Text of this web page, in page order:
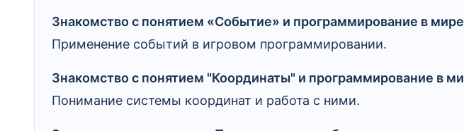
Знакомство с понятием «Событие» и программирование в
Применение событий в игровом программировании.
Знакомство с понятием "Координаты" и программирование в
Понимание системы координат и работа с ними.